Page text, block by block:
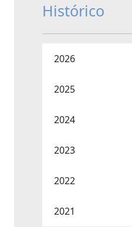
Histórico
2026
2025
2024
2023
2022
2021